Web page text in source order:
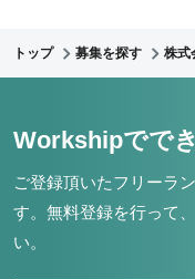
トップ 募集を探す 株式
Workshipでで
ご登録頂いたフリーラ
す。 無料登録を行って
い。